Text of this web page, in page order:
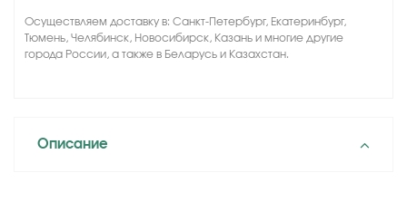
Осуществляем доставку в: Санкт-Петербург, Екатеринбург,
Тюмень, Челябинск, Новосибирск, Казань и многие другие
города России, а также в Беларусь и Казахстан.
Описание